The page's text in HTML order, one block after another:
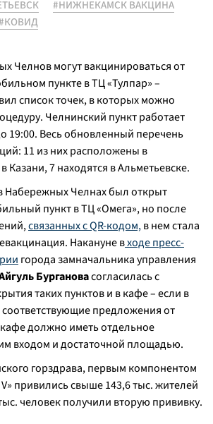
#НИЖНЕКАМСК ВАКЦИНА
Челнов могут вакцинироваться от
пункте в ТЦ «Тулпар» –
список точек, в которых можно
Челнинский пункт работает
19:00. Весь обновленный перечень
11 из них расположены в
Казани, 7 находятся в Альметьевске.
Набережных Челнах был открыт
пункт в ТЦ «Омега», но после
связанных с QR-кодом,в нем стала
Накануне входе пресс-
города замначальника управления
Бургановасогласилась с
таких пунктов и в кафе – если в
соответствующие предложения от
должно иметь отдельное
входом и достаточной площадью.
горздрава, первым компонентом
привились свыше 143,6 тыс. жителей
человек получили вторую прививку.